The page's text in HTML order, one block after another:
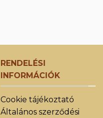
RENDELÉSI
INFORMÁCIÓK
Cookie tájékoztató
Általános szerződési